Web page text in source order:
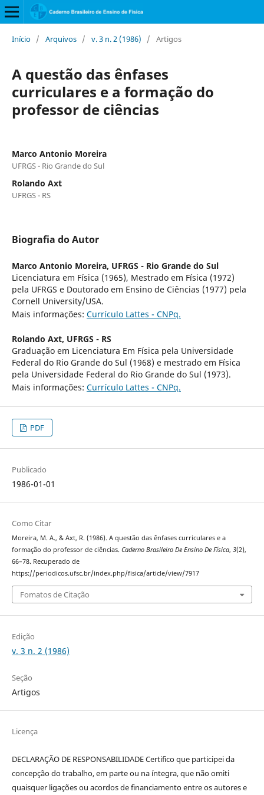
Início / Arquivos / v. 3 n. 2 (1986) / Artigos
A questão das ênfases
curriculares e a formação do
professor de ciências
Marco Antonio Moreira
UFRGS - Rio Grande do Sul
Rolando Axt
UFRGS - RS
Biografia do Autor
Marco Antonio Moreira, UFRGS - Rio Grande do Sul
Licenciatura em Física (1965), Mestrado em Física (1972)
pela UFRGS e Doutorado em Ensino de Ciências (1977) pela
Cornell University/USA.
Mais informações: Currículo Lattes - CNPq.
Rolando Axt, UFRGS - RS
Graduação em Licenciatura Em Física pela Universidade
Federal do Rio Grande do Sul (1968) e mestrado em Física
pela Universidade Federal do Rio Grande do Sul (1973).
Mais informações: Currículo Lattes - CNPq.
PDF
Publicado
1986-01-01
Como Citar
Moreira, M. A., & Axt, R. (1986). A questão das ênfases curriculares e a
formação do professor de ciências. Caderno Brasileiro De Ensino De Física, 3(2),
66–78. Recuperado de
https://periodicos.ufsc.br/index.php/fisica/article/view/7917
Fomatos de Citação
Edição
v. 3 n. 2 (1986)
Seção
Artigos
Licença
DECLARAÇÃO DE RESPONSABILIDADE Certifico que participei da
concepção do trabalho, em parte ou na íntegra, que não omiti
quaisquer ligações ou acordos de financiamento entre os autores e